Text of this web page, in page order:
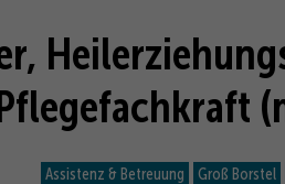
Assistenz & Betreuung Groß Borstel